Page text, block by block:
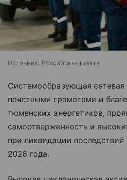
Источник: Российская газета
Системообразующая
почетными грамотами и
тюменских энергетиков,
самоотверженность и
при ликвидации
2026 года.